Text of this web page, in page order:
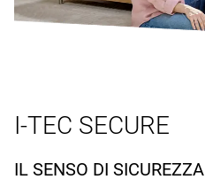
I-TEC SECURE
IL SENSO DI SICUREZZA